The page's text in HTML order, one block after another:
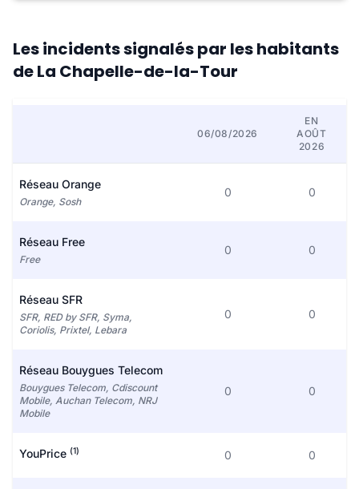
Les incidents signalés par les habitants
de La Chapelle-de-la-Tour
06/08/2026
EN
AOÛT
2026
Réseau Orange
Orange, Sosh
0 0
Réseau Free
Free
0 0
Réseau SFR
SFR, RED by SFR, Syma,
Coriolis, Prixtel, Lebara
0 0
Réseau Bouygues Telecom
Bouygues Telecom, Cdiscount
Mobile, Auchan Telecom, NRJ
Mobile
0 0
YouPrice (1) 0 0